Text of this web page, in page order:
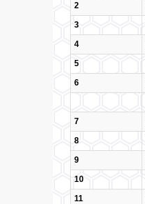
2
3
4
5
6
7
8
9
10
11